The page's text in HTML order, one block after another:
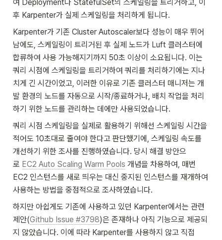
여 Deployment나 StatefulSet의 스케일링을 트리거하고, 이
후 Karpenter가 실제 스케일링을 처리하게 됩니다.
Karpenter가 기존 Cluster Autoscaler보다 성능이 매우 뛰어
남에도, 스케일링이 트리거된 후 실제 노드가 Luft 클러스터에
합류하여 사용 가능해지기까지 50초 이상이 소요됩니다. 이는
쿼리 시점에 스케일링을 트리거하여 쿼리를 처리하기에는 지나
치게 긴 시간이었고, 이러한 이유로 기존 클러스터 매니저는 개
발 환경의 노드를 자동으로 시작/종료하거나, 배치 작업을 처리
하기 위한 노드를 관리하는 데에만 사용되었습니다.
쿼리 시점 스케일링을 실제로 활용하기 위해선 스케일링 시간을
적어도 10초대로 줄여야 한다고 판단했기에, 스케일링 속도를
개선하기 위한 조사를 진행하였습니다. 당시 해결 방안으
로 EC2 Auto Scaling Warm Pools 개념을 차용하여, 매번
EC2 인스턴스를 새로 띄우는 대신 중지된 인스턴스를 재개하여
사용하는 방법을 중점적으로 조사하였습니다.
하지만 아쉽게도 기존에 사용하고 있던 Karpenter에서는 관련
제안(Github Issue #3798)은 존재하나 아직 기능으로 제공되
지 않았습니다. 이에 따라 Karpenter를 사용하지 않고 직접